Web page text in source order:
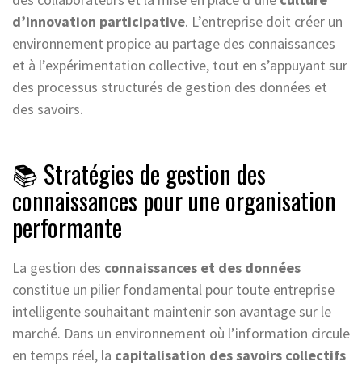
d’innovation participative. L’entreprise doit créer un
environnement propice au partage des connaissances
et à l’expérimentation collective, tout en s’appuyant sur
des processus structurés de gestion des données et
des savoirs.
📚 Stratégies de gestion des
connaissances pour une organisation
performante
La gestion des connaissances et des données
constitue un pilier fondamental pour toute entreprise
intelligente souhaitant maintenir son avantage sur le
marché. Dans un environnement où l’information circule
en temps réel, la capitalisation des savoirs collectifs